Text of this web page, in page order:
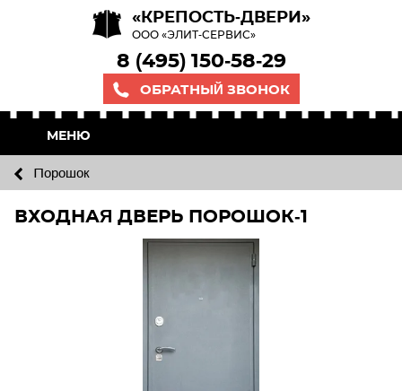
«КРЕПОСТЬ-ДВЕРИ»
ООО «ЭЛИТ-СЕРВИС»
8 (495) 150-58-29
ОБРАТНЫЙ ЗВОНОК
МЕНЮ
Порошок
ВХОДНАЯ ДВЕРЬ ПОРОШОК-1